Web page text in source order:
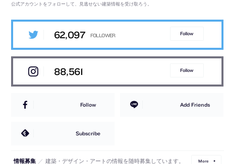
公式アカウントをフォローして、見逃せない建築情報を受け取ろう。
62,097 Follow
88,561 Follow
Follow Add Friends
Subscribe
情報募集 ／ 建築・デザイン・アートの情報を随時募集しています。 More